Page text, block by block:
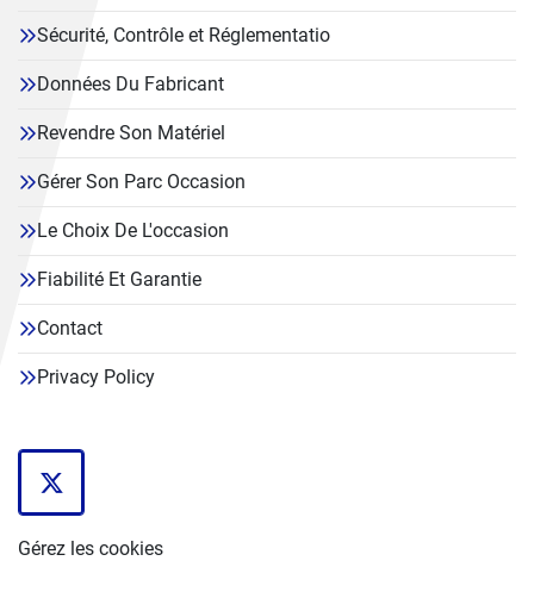
Sécurité, Contrôle et Réglementatio
Données Du Fabricant
Revendre Son Matériel
Gérer Son Parc Occasion
Le Choix De L'occasion
Fiabilité Et Garantie
Contact
Privacy Policy
twitter
Gérez les cookies